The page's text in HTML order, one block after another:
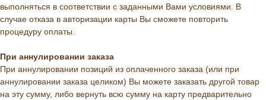
выполняться в соответствии с заданными Вами условиями. В
случае отказа в авторизации карты Вы сможете повторить
процедуру оплаты.
При аннулировании заказа
При аннулировании позиций из оплаченного заказа (или при
аннулировании заказа целиком) Вы можете заказать другой товар
на эту сумму, либо вернуть всю сумму на карту предварительно